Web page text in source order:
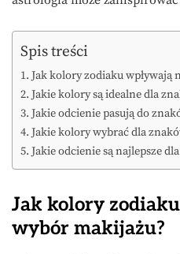
Spis treści
Jak kolory zodiaku wpływają
Jakie kolory są idealne dla
Jakie odcienie pasują do
Jakie kolory wybrać dla
Jakie odcienie są najlepsze
Jak kolory
wybór makijażu?